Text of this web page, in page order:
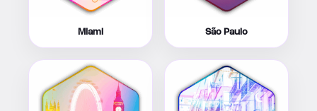
Miami São Paulo